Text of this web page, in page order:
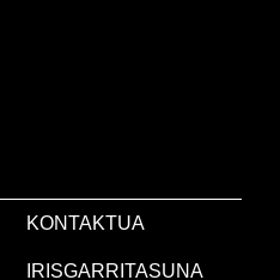
KONTAKTUA
IRISGARRITASUNA